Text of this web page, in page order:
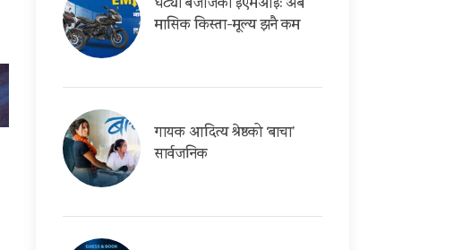
घट्यो बजाजको ईएमआई: अब
मासिक किस्ता-मूल्य झनै कम
गायक आदित्य श्रेष्ठको ‘बाचा’
सार्वजनिक